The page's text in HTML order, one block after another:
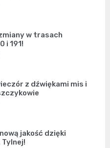
w trasach
i 191!
z dźwiękami mis i
jakość dzięki
Tylnej!